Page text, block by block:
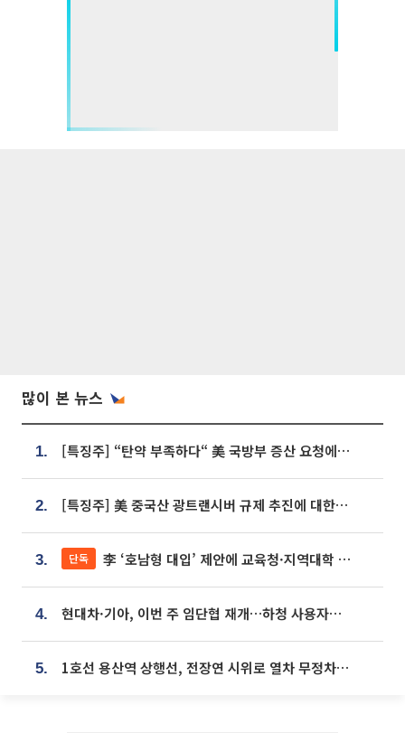
많이 본 뉴스
1. [특징주] “탄약 부족하다“ 美 국방부 증산 요청에⋯국내 방산주 급등세
2. [특징주] 美 중국산 광트랜시버 규제 추진에 대한광통신 등 광통신株 강세
3. 단독 李 ‘호남형 대입’ 제안에 교육청·지역대학 서·논술형 입시 연계 '착수'
4. 현대차·기아, 이번 주 임단협 재개…하청 사용자성 재심도 ‘변수’
5. 1호선 용산역 상행선, 전장연 시위로 열차 무정차 운행